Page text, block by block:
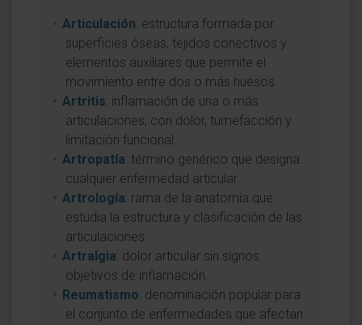
Articulación: estructura formada por
superficies óseas, tejidos conectivos y
elementos auxiliares que permite el
movimiento entre dos o más huesos.
Artritis: inflamación de una o más
articulaciones, con dolor, tumefacción y
limitación funcional.
Artropatía: término genérico que designa
cualquier enfermedad articular.
Artrología: rama de la anatomía que
estudia la estructura y clasificación de las
articulaciones.
Artralgia: dolor articular sin signos
objetivos de inflamación.
Reumatismo: denominación popular para
el conjunto de enfermedades que afectan